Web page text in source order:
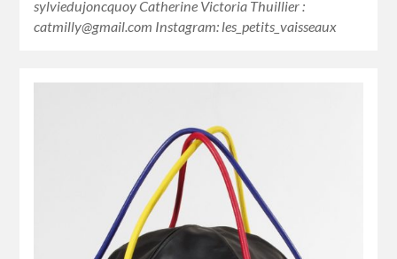
sylviedujoncquoy Catherine Victoria Thuillier :
catmilly@gmail.com Instagram: les_petits_vaisseaux